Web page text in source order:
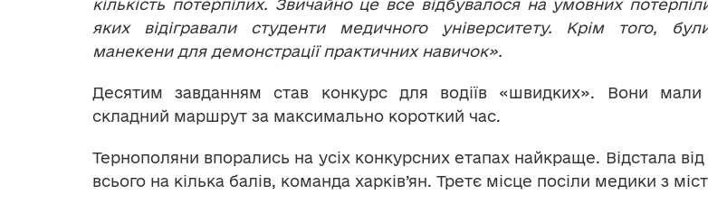
кількість потерпілих. Звичайно це все відбувалося на умовних
яких відігравали студенти медичного університету. Крім того,
манекени для демонстрації практичних навичок».
Десятим завданням став конкурс для водіїв «швидких». Вони мали
складний маршрут за максимально короткий час.
Тернополяни впорались на усіх конкурсних етапах найкраще. Відстала від
всього на кілька балів, команда харків’ян. Третє місце посіли медики з